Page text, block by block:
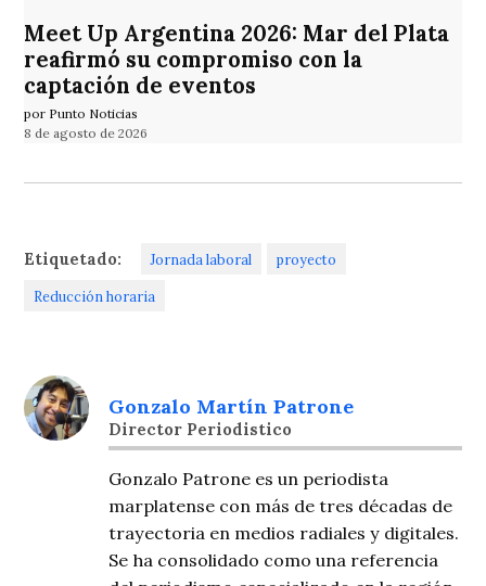
Meet Up Argentina 2026: Mar del Plata
reafirmó su compromiso con la
captación de eventos
por Punto Noticias
8 de agosto de 2026
Etiquetado: Jornada laboral proyecto
Reducción horaria
Gonzalo Martín Patrone
Director Periodistico
Gonzalo Patrone es un periodista
marplatense con más de tres décadas de
trayectoria en medios radiales y digitales.
Se ha consolidado como una referencia